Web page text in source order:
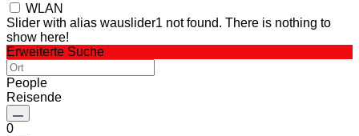
WLAN
Slider with alias wauslider1 not found. There is nothing to
show here!
Erweiterte Suche
People
Reisende
0